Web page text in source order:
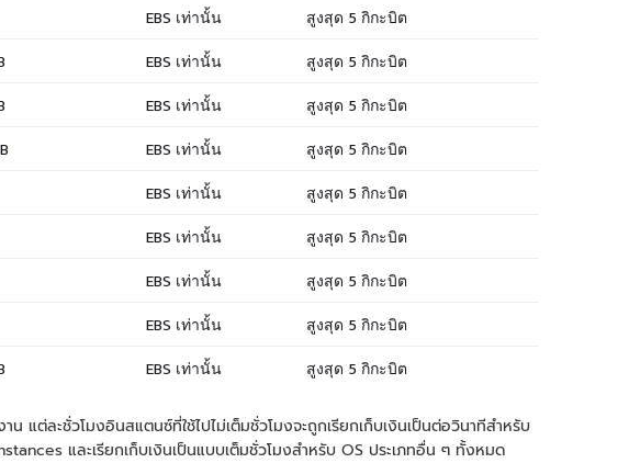
แต่ละชั่วโมงอินสแตนซ์ที่ใช้ไปไม่เต็มชั่วโมงจะถูกเรียกเก็บเงินเป็นต่อวินาทีสำหรับ
และเรียกเก็บเงินเป็นแบบเต็มชั่วโมงสำหรับ OS ประเภทอื่น ๆ ทั้งหมด